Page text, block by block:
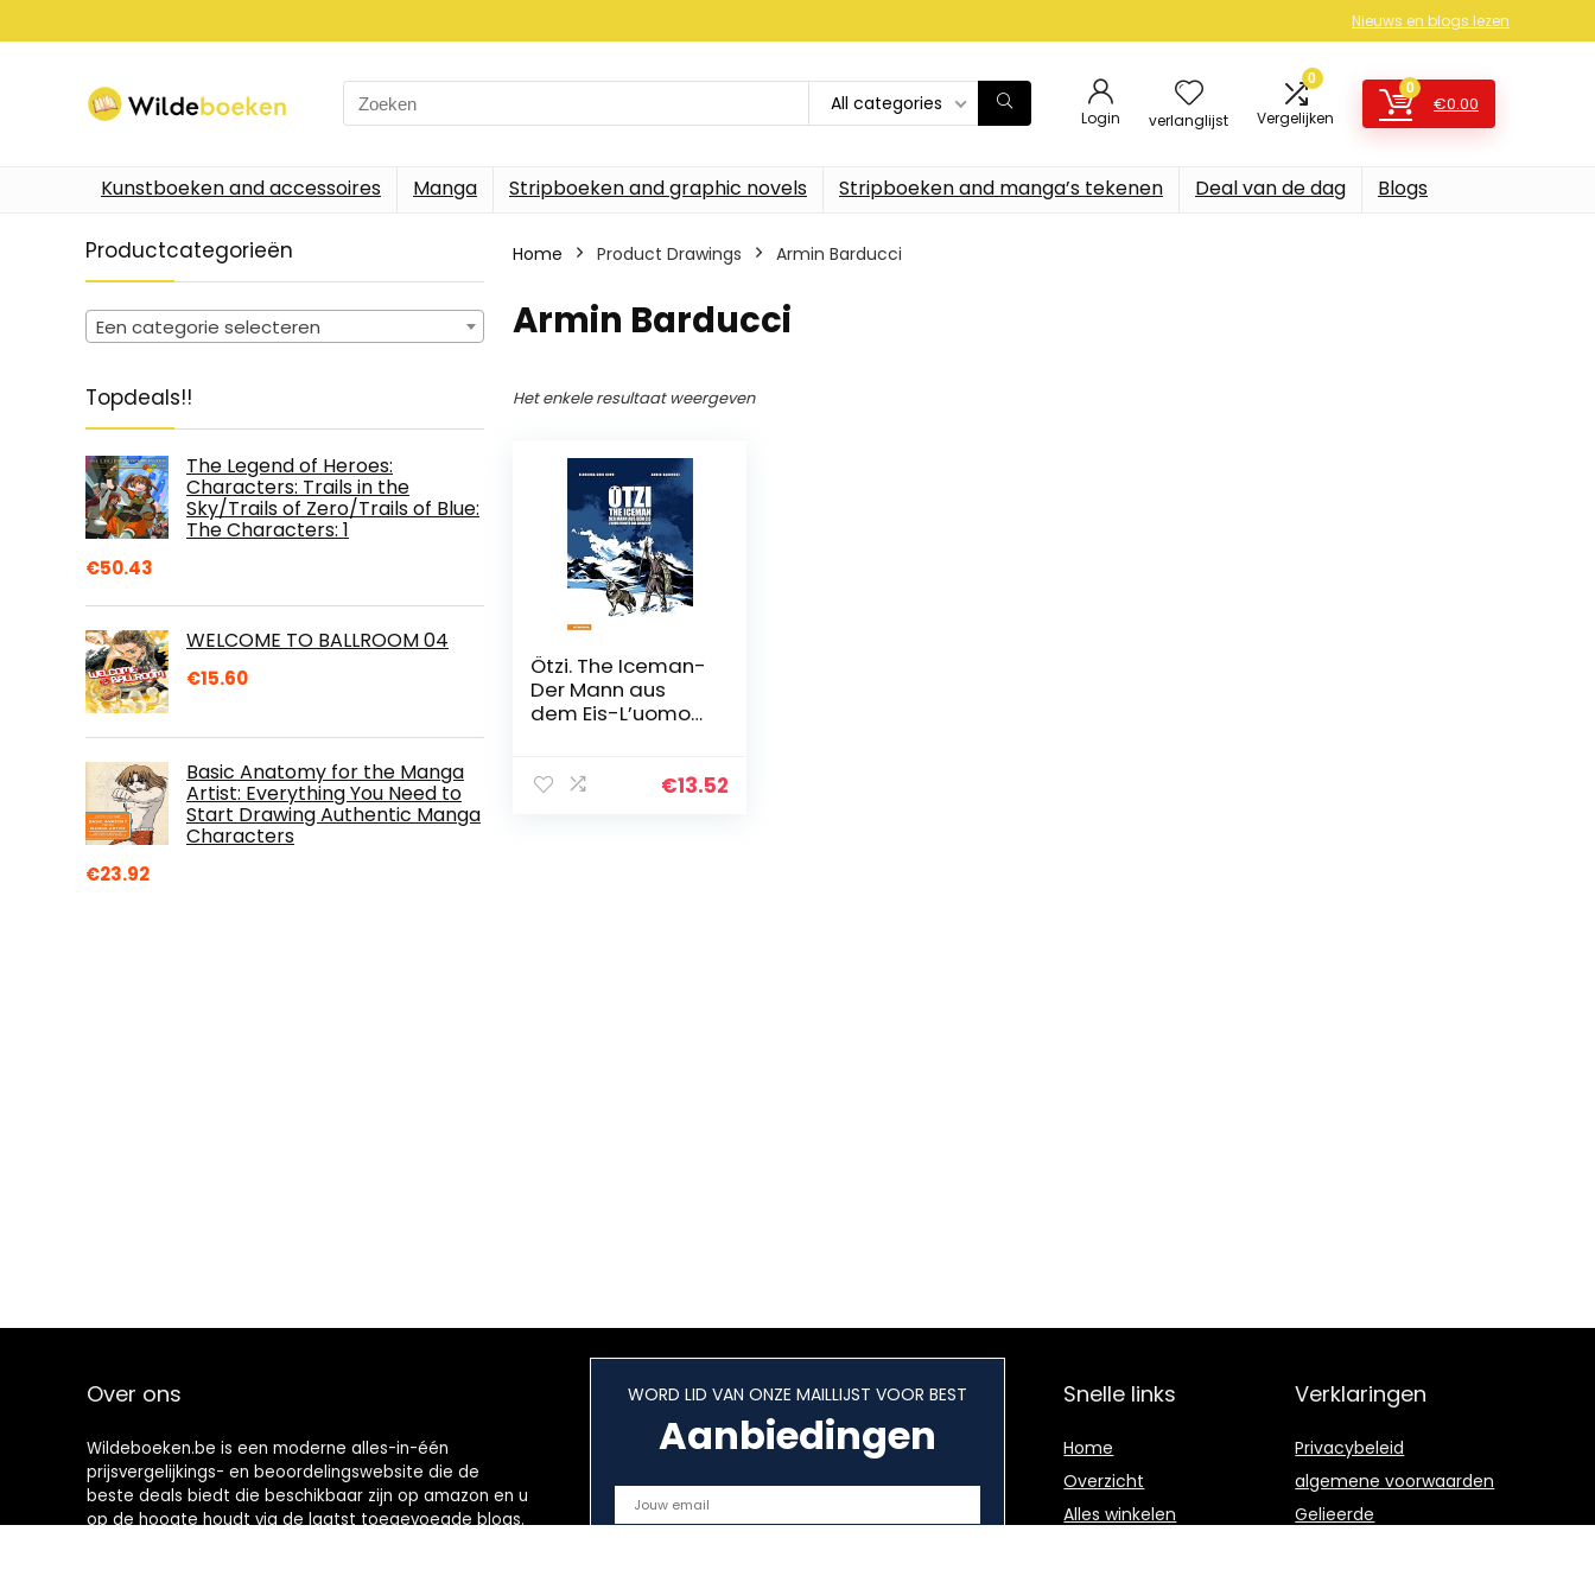
Nieuws en blogs lezen
Search
for:
All categories
Login verlanglijst
0
Vergelijken
0
€0.00
Kunstboeken and accessoires Manga Stripboeken and graphic novels Stripboeken and manga’s tekenen Deal van de dag Blogs
Productcategorieën
Een categorie selecteren
Topdeals!!
The Legend of Heroes:
Characters: Trails in the
Sky/Trails of Zero/Trails of Blue:
The Characters: 1
€50.43
WELCOME TO BALLROOM 04
€15.60
Basic Anatomy for the Manga
Artist: Everything You Need to
Start Drawing Authentic Manga
Characters
€23.92
Home Product Drawings Armin Barducci
Armin Barducci
Het enkele resultaat weergeven
Ötzi. The Iceman-
Der Mann aus
dem Eis-L’uomo
multilingue
€13.52
Over ons
Wildeboeken.be is een moderne alles-in-één
prijsvergelijkings- en beoordelingswebsite die de
beste deals biedt die beschikbaar zijn op amazon en u
op de hoogte houdt via de laatst toegevoegde blogs.
WORD LID VAN ONZE MAILLIJST VOOR BEST
Aanbiedingen
Snelle links
Home
Overzicht
Alles winkelen
Verklaringen
Privacybeleid
algemene voorwaarden
Gelieerde